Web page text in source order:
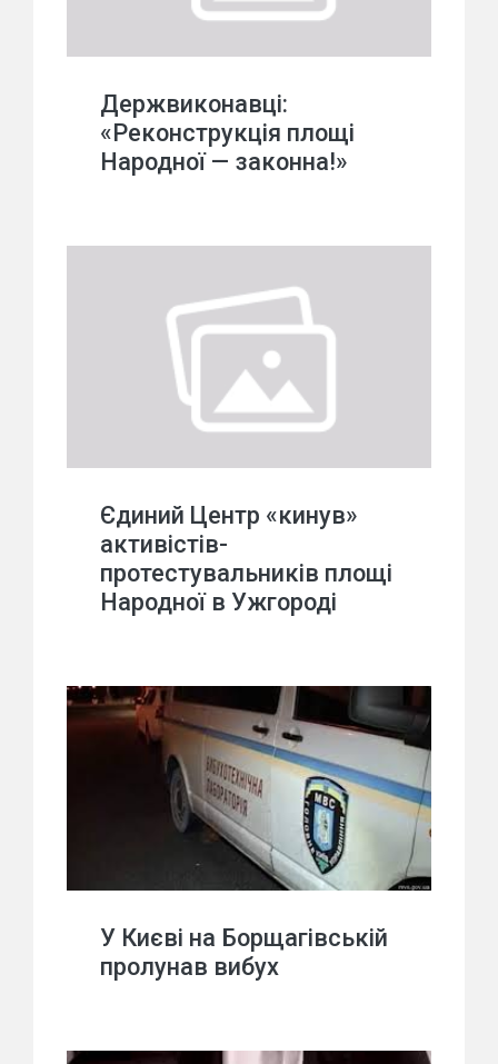
Держвиконавці:
«Реконструкція площі
Народної — законна!»
Єдиний Центр «кинув»
активістів-
протестувальників площі
Народної в Ужгороді
У Києві на Борщагівській
пролунав вибух